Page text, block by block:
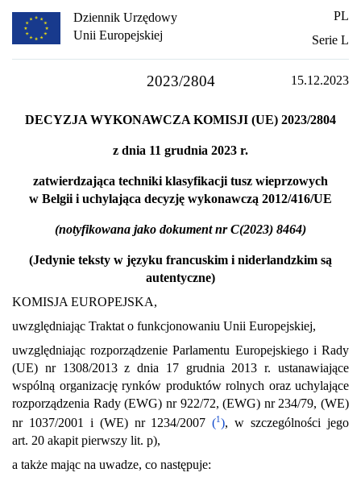
Dziennik Urzędowy
Unii Europejskiej
PL
Serie L
2023/2804 15.12.2023
DECYZJA WYKONAWCZA KOMISJI (UE) 2023/2804
z dnia 11 grudnia 2023 r.
zatwierdzająca techniki klasyfikacji tusz wieprzowych
w Belgii i uchylająca decyzję wykonawczą 2012/416/UE
(notyfikowana jako dokument nr C(2023) 8464)
(Jedynie teksty w języku francuskim i niderlandzkim są
autentyczne)
KOMISJA EUROPEJSKA,
uwzględniając Traktat o funkcjonowaniu Unii Europejskiej,
uwzględniając rozporządzenie Parlamentu Europejskiego i Rady
(UE) nr 1308/2013 z dnia 17 grudnia 2013 r. ustanawiające
wspólną organizację rynków produktów rolnych oraz uchylające
rozporządzenia Rady (EWG) nr 922/72, (EWG) nr 234/79, (WE)
nr 1037/2001 i (WE) nr 1234/2007(1), w szczególności jego
art. 20 akapit pierwszy lit. p),
a także mając na uwadze, co następuje: